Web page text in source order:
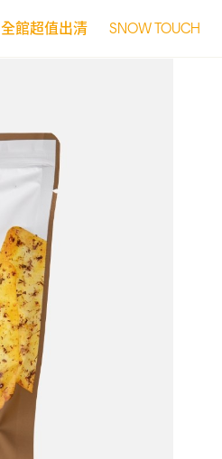
全館超值出清 SNOW TOUCH